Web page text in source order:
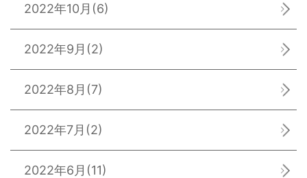
2022年10月 (6)
2022年9月 (2)
2022年8月 (7)
2022年7月 (2)
2022年6月 (11)